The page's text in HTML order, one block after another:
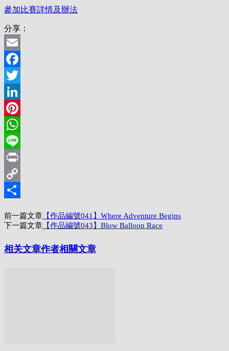
參加比賽詳情及辦法
分享：
Email
Facebook
Twitter
LinkedIn
Pinterest
WhatsApp
Line
Print
Copy
享
前一篇文章 【作品編號041】Where Adventure Begins
下一篇文章 【作品編號043】Blow Balloon Race
相关文章作者相關文章